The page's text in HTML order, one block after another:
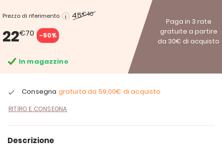
Prezzo di riferimento 45€40
22€70 -50%
Paga in 3 rate
gratuite a partire
da 30€ di acquisto
In magazzino
Consegna gratuita da 59,00€ di acquisto
RITIRO E CONSEGNA
Descrizione